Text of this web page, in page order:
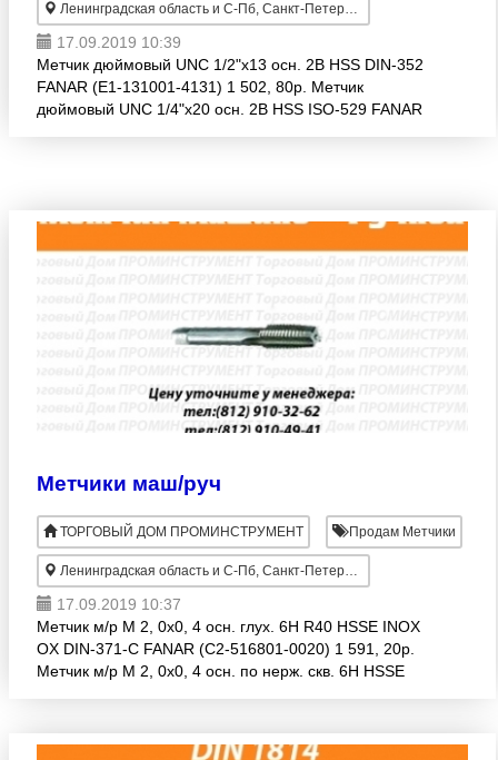
Ленинградская область и С-Пб, Санкт-Петербург
17.09.2019 10:39
Метчик дюймовый UNC 1/2"х13 осн. 2B HSS DIN-352
FANAR (E1-131001-4131) 1 502, 80р. Метчик
дюймовый UNC 1/4"х20 осн. 2B HSS ISO-529 FANAR
Метчики маш/руч
ТОРГОВЫЙ ДОМ ПРОМИНСТРУМЕНТ Продам Метчики
Ленинградская область и С-Пб, Санкт-Петербург
17.09.2019 10:37
Метчик м/р М 2, 0х0, 4 осн. глух. 6H R40 HSSE INOX
OX DIN-371-C FANAR (C2-516801-0020) 1 591, 20р.
Метчик м/р М 2, 0х0, 4 осн. по нерж. скв. 6H HSSE